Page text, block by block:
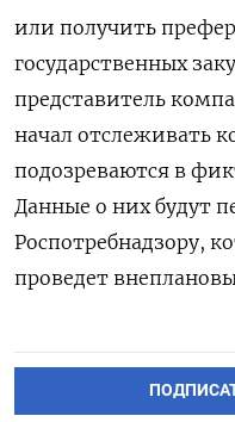
или получить
государственных
представитель
начал отслеживать
подозреваются в
Данные о них будут
Роспотребнадзору,
проведет